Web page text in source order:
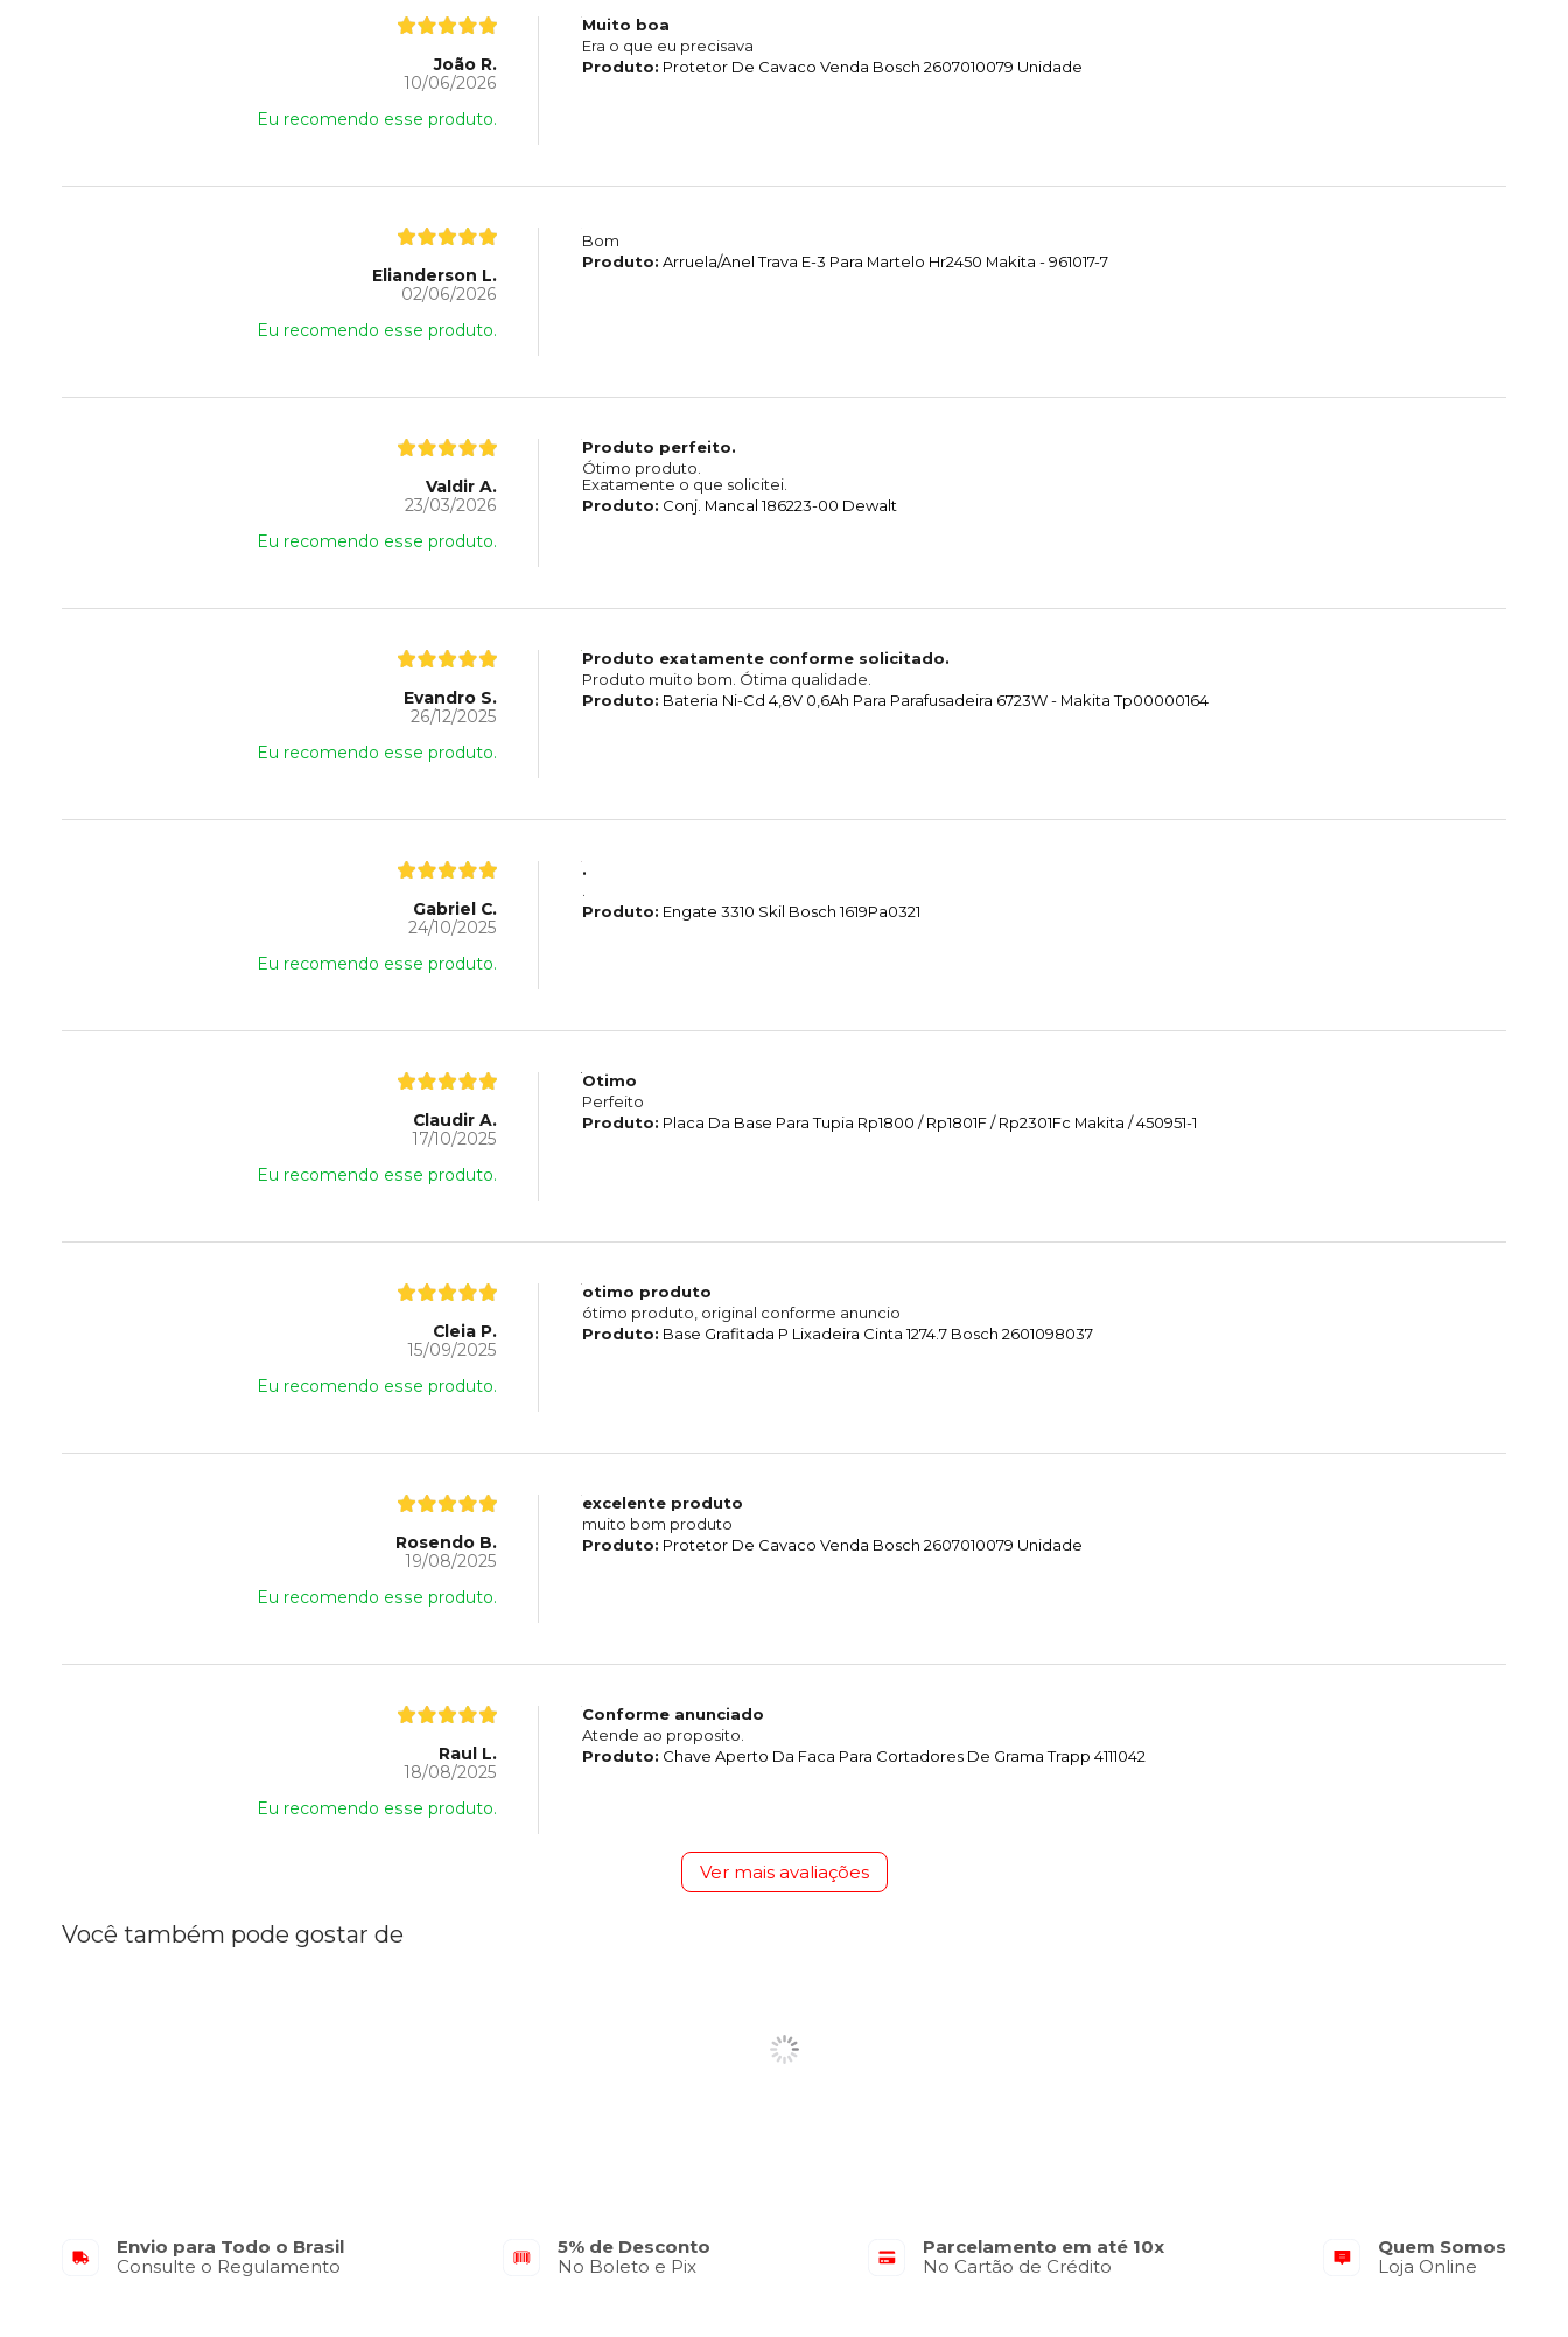
João R.
10/06/2026
Eu recomendo esse produto.
Muito boa
Era o que eu precisava
Produto: Protetor De Cavaco Venda Bosch 2607010079 Unidade
Elianderson L.
02/06/2026
Eu recomendo esse produto.
Bom
Produto: Arruela/Anel Trava E-3 Para Martelo Hr2450 Makita - 961017-7
Valdir A.
23/03/2026
Eu recomendo esse produto.
Produto perfeito.
Ótimo produto.
Exatamente o que solicitei.
Produto: Conj. Mancal 186223-00 Dewalt
Evandro S.
26/12/2025
Eu recomendo esse produto.
Produto exatamente conforme solicitado.
Produto muito bom. Ótima qualidade.
Produto: Bateria Ni-Cd 4,8V 0,6Ah Para Parafusadeira 6723W - Makita Tp00000164
Gabriel C.
24/10/2025
Eu recomendo esse produto.
.
Produto: Engate 3310 Skil Bosch 1619Pa0321
Claudir A.
17/10/2025
Eu recomendo esse produto.
Otimo
Perfeito
Produto: Placa Da Base Para Tupia Rp1800 / Rp1801F / Rp2301Fc Makita / 450951-1
Cleia P.
15/09/2025
Eu recomendo esse produto.
otimo produto
ótimo produto, original conforme anuncio
Produto: Base Grafitada P Lixadeira Cinta 1274.7 Bosch 2601098037
Rosendo B.
19/08/2025
Eu recomendo esse produto.
excelente produto
muito bom produto
Produto: Protetor De Cavaco Venda Bosch 2607010079 Unidade
Raul L.
18/08/2025
Eu recomendo esse produto.
Conforme anunciado
Atende ao proposito.
Produto: Chave Aperto Da Faca Para Cortadores De Grama Trapp 4111042
Ver mais avaliações
Você também pode gostar de
Envio para Todo o Brasil
Consulte o Regulamento
5% de Desconto
No Boleto e Pix
Parcelamento em até 10x
No Cartão de Crédito
Quem Somos
Loja Online